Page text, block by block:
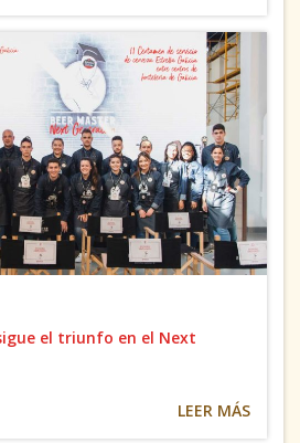
el triunfo en el Next
LEER MÁS